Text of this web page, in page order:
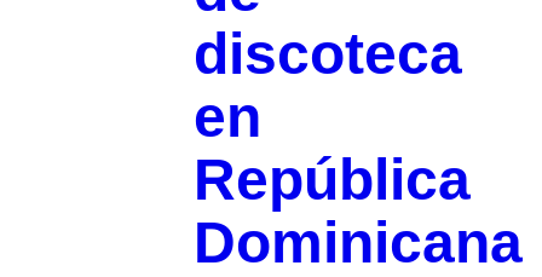
discoteca
en
República
Dominicana